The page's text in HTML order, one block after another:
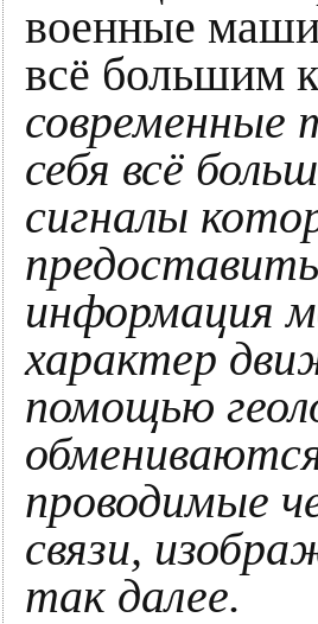
военные
всё большим
современные
себя всё
сигналы
информация
характер
помощью
проводимые
связи,
так далее.